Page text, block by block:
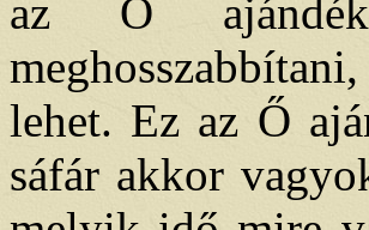
az Ő
lehet. Ez az Ő
sáfár akkor